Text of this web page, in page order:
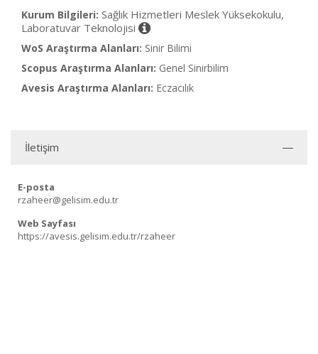
Kurum Bilgileri: Sağlık Hizmetleri Meslek Yüksekokulu,
Laboratuvar Teknolojisi
WoS Araştırma Alanları: Sinir Bilimi
Scopus Araştırma Alanları: Genel Sinirbilim
Avesis Araştırma Alanları: Eczacılık
İletişim
E-posta
rzaheer@gelisim.edu.tr
Web Sayfası
https://avesis.gelisim.edu.tr/rzaheer